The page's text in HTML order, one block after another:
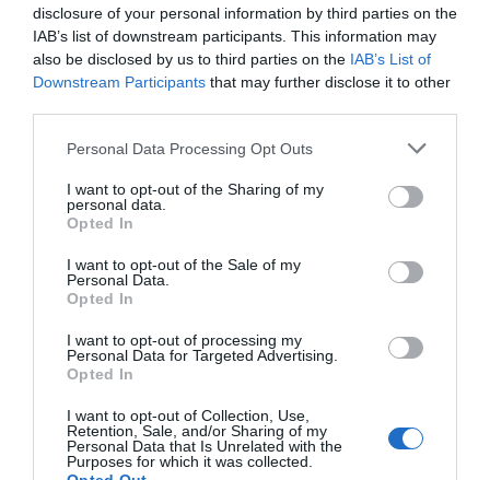
disclosure of your personal information by third parties on the
IAB’s list of downstream participants. This information may
also be disclosed by us to third parties on the IAB’s List of
Downstream Participants that may further disclose it to other
Please note that this website/app uses one or more Google
not limited to your visit or usage behaviour. You may click to
grant or deny consent to Google and its third-party tags to
use your data for below specified purposes in below Google
consent section.
Personal Data Processing Opt Outs
I want to opt-out of the Sharing of my
personal data.
Opted In
I want to opt-out of the Sale of my
Personal Data.
Opted In
I want to opt-out of processing my
Personal Data for Targeted Advertising.
Opted In
I want to opt-out of Collection, Use,
Retention, Sale, and/or Sharing of my
Personal Data that Is Unrelated with the
Purposes for which it was collected.
Μεταμόρφωση του Σωτήρος: Τα έθιμα, ο
συμβολισμός και η αλλαγή του καιρού
Ο καιρός των επομένων ημερών: Κανονικός
Αύγουστος με δυνατούς βοριάδες και σταδιακή
άνοδο της θερμοκρασίας
Ψυχρολουσία στην Τούμπα: Ο ΠΑΟΚ πλήρωσε το
«μπλακ άουτ» των 17 δευτερολέπτων και τρέχει για
ΤΟ ΒΙΒΛΙΟ ΣΤΟ “Π”